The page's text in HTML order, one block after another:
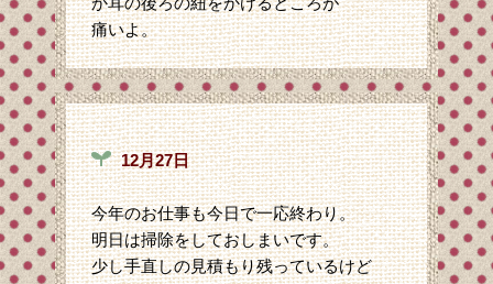
痛いよ。
12月27日
今年のお仕事も今日で一応終わり。
明日は掃除をしておしまいです。
少し手直しの見積もり残っているけど